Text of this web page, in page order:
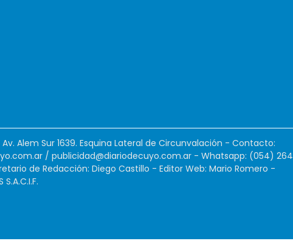
Alem Sur 1639. Esquina Lateral de Circunvalación - Contacto:
/ publicidad@diariodecuyo.com.ar - Whatsapp: (054) 264
de Redacción: Diego Castillo - Editor Web: Mario Romero -